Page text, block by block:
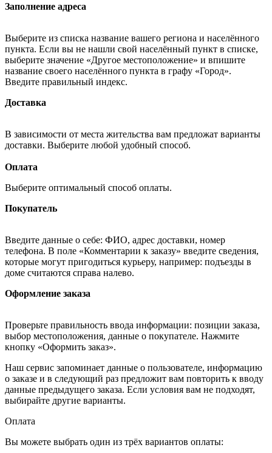
Заполнение адреса
Выберите из списка название вашего региона и населённого
пункта. Если вы не нашли свой населённый пункт в списке,
выберите значение «Другое местоположение» и впишите
название своего населённого пункта в графу «Город».
Введите правильный индекс.
Доставка
В зависимости от места жительства вам предложат варианты
доставки. Выберите любой удобный способ.
Оплата
Выберите оптимальный способ оплаты.
Покупатель
Введите данные о себе: ФИО, адрес доставки, номер
телефона. В поле «Комментарии к заказу» введите сведения,
которые могут пригодиться курьеру, например: подъезды в
доме считаются справа налево.
Оформление заказа
Проверьте правильность ввода информации: позиции заказа,
выбор местоположения, данные о покупателе. Нажмите
кнопку «Оформить заказ».
Наш сервис запоминает данные о пользователе, информацию
о заказе и в следующий раз предложит вам повторить к вводу
данные предыдущего заказа. Если условия вам не подходят,
выбирайте другие варианты.
Оплата
Вы можете выбрать один из трёх вариантов оплаты: